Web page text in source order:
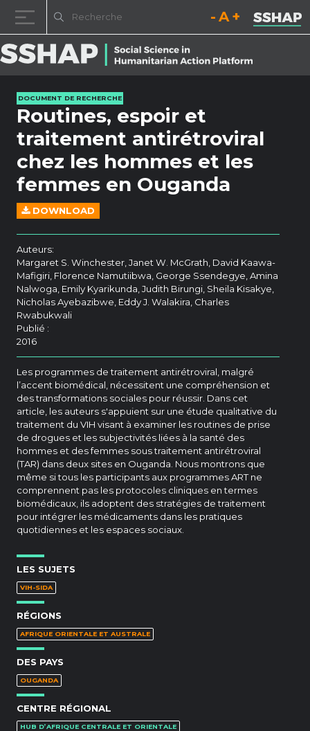
Diminuez la taille de la
Réinitialisez la
DOCUMENT DE RECHERCHE
Routines, espoir et
traitement antirétroviral
chez les hommes et les
femmes en Ouganda
DOWNLOAD
Auteurs:
Margaret S. Winchester, Janet W. McGrath, David Kaawa-
Mafigiri, Florence Namutiibwa, George Ssendegye, Amina
Nalwoga, Emily Kyarikunda, Judith Birungi, Sheila Kisakye,
Nicholas Ayebazibwe, Eddy J. Walakira, Charles
Rwabukwali
Publié :
2016
Les programmes de traitement antirétroviral, malgré
l’accent biomédical, nécessitent une compréhension et
des transformations sociales pour réussir. Dans cet
article, les auteurs s'appuient sur une étude qualitative du
traitement du VIH visant à examiner les routines de prise
de drogues et les subjectivités liées à la santé des
hommes et des femmes sous traitement antirétroviral
(TAR) dans deux sites en Ouganda. Nous montrons que
même si tous les participants aux programmes ART ne
comprennent pas les protocoles cliniques en termes
biomédicaux, ils adoptent des stratégies de traitement
pour intégrer les médicaments dans les pratiques
quotidiennes et les espaces sociaux.
LES SUJETS
VIH-SIDA
RÉGIONS
AFRIQUE ORIENTALE ET AUSTRALE
DES PAYS
OUGANDA
CENTRE RÉGIONAL
HUB D’AFRIQUE CENTRALE ET ORIENTALE